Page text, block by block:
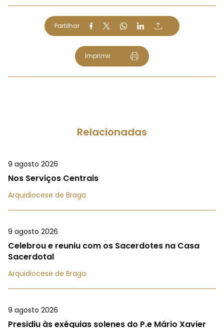
Partilhar
Imprimir
Relacionadas
9 agosto 2026
Nos Serviços Centrais
Arquidiocese de Braga
9 agosto 2026
Celebrou e reuniu com os Sacerdotes na Casa
Sacerdotal
Arquidiocese de Braga
9 agosto 2026
Presidiu às exéquias solenes do P.e Mário Xavier